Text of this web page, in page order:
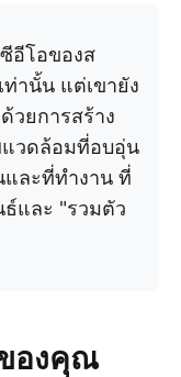
อีโอของส
านั้น แต่เขายัง
วยการสร้าง
วดล้อมที่อบอุ่น
และที่ทำงาน ที่
และ "รวมตัว
องคุณ